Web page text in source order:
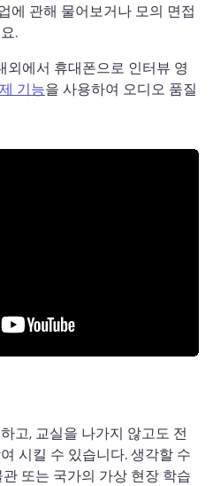
에 관해 물어보거나 모의 면접
.
외에서 휴대폰으로 인터뷰 영
기능을 사용하여 오디오 품질
고, 교실을 나가지 않고도 전
시킬 수 있습니다. 생각할 수
또는 국가의 가상 현장 학습